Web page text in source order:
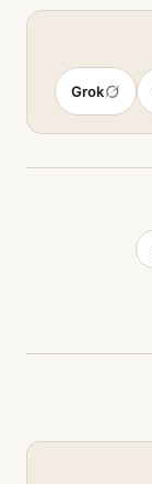
Grok